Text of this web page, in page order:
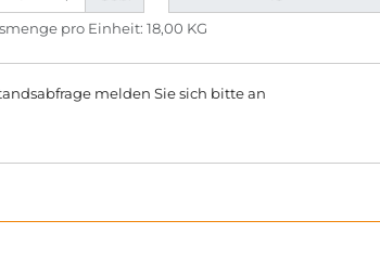
pro Einheit: 18,00 KG
melden Sie sich bittean